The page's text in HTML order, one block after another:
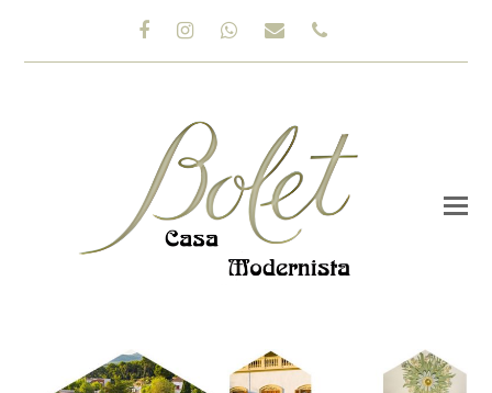
FacebookInstagramWhatsapp
Correo
electrónico
Teléfono